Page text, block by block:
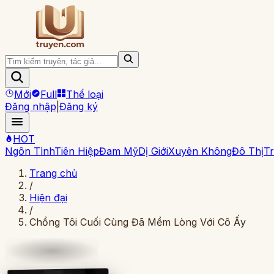
Mới Full
Thể loại
Đăng nhập Đăng ký
HOT
Ngôn TìnhTiên HiệpĐam MỹDị GiớiXuyên KhôngĐô Thị
Trang chủ
/
Hiện đại
/
Chồng Tôi Cuối Cùng Đã Mềm Lòng Với Cô Ấy